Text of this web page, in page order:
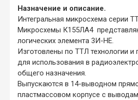
Назначение и описание.
Интегральная микросхема серии
Микросхемы К155ЛА4
логических элемента 3И-НЕ.
Изготовлены по ТТЛ технологии и
для использования в
общего назначения.
Выпускаются в 14-выводном
пластмассовом корпусе с